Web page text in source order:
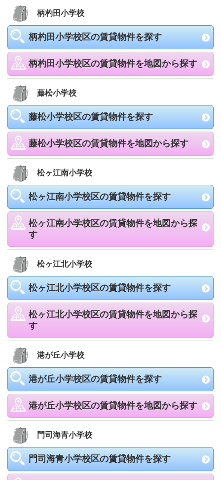
柄杓田小学校
柄杓田小学校区の賃貸物件を探す
柄杓田小学校区の賃貸物件を地図から探す
藤松小学校
藤松小学校区の賃貸物件を探す
藤松小学校区の賃貸物件を地図から探す
松ヶ江南小学校
松ヶ江南小学校区の賃貸物件を探す
松ヶ江南小学校区の賃貸物件を地図から探
す
松ヶ江北小学校
松ヶ江北小学校区の賃貸物件を探す
松ヶ江北小学校区の賃貸物件を地図から探
す
港が丘小学校
港が丘小学校区の賃貸物件を探す
港が丘小学校区の賃貸物件を地図から探す
門司海青小学校
門司海青小学校区の賃貸物件を探す